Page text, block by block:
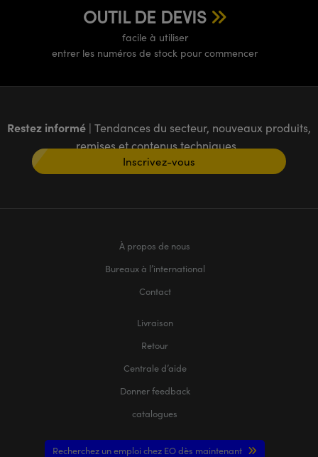
OUTIL DE DEVIS
facile à utiliser
entrer les numéros de stock pour commencer
Restez informé | Tendances du secteur, nouveaux produits,
remises et contenus techniques
Inscrivez-vous
À propos de nous
Bureaux à l’international
Contact
Livraison
Retour
Centrale d’aide
Donner feedback
catalogues
Recherchez un emploi chez EO dès maintenant